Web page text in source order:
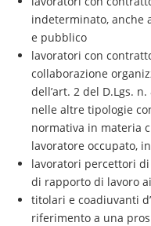
indeterminato, anche
e pubblico
lavoratori con
collaborazione
dell’art. 2 del D.Lgs.
nelle altre tipologie
normativa in materia
lavoratore occupato,
lavoratori percettori
di rapporto di lavoro
titolari e coadiuvanti
riferimento a una